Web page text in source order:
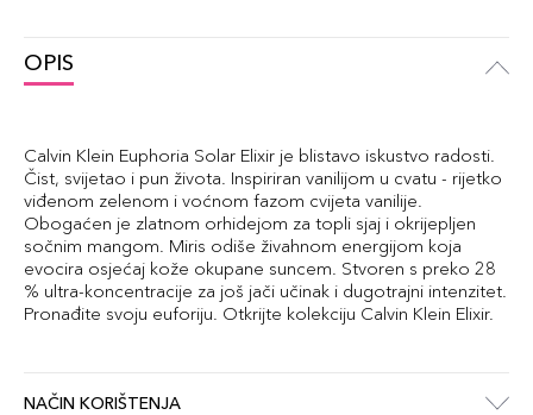
OPIS
Calvin Klein Euphoria Solar Elixir je blistavo iskustvo radosti.
Čist, svijetao i pun života. Inspiriran vanilijom u cvatu - rijetko
viđenom zelenom i voćnom fazom cvijeta vanilije.
Obogaćen je zlatnom orhidejom za topli sjaj i okrijepljen
sočnim mangom. Miris odiše živahnom energijom koja
evocira osjećaj kože okupane suncem. Stvoren s preko 28
% ultra-koncentracije za još jači učinak i dugotrajni intenzitet.
Pronađite svoju euforiju. Otkrijte kolekciju Calvin Klein Elixir.
NAČIN KORIŠTENJA